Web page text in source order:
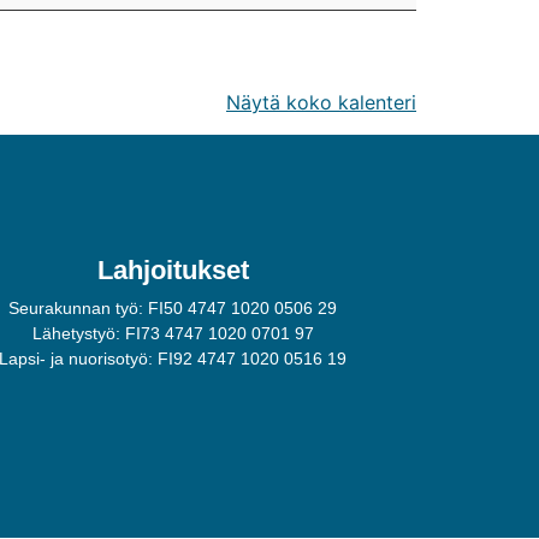
Näytä koko kalenteri
Lahjoitukset
Seurakunnan työ: FI50 4747 1020 0506 29
Lähetystyö: FI73 4747 1020 0701 97
Lapsi- ja nuorisotyö: FI92 4747 1020 0516 19